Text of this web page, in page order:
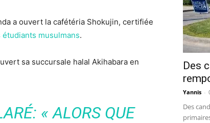
a ouvert la cafétéria Shokujin, certifiée
étudiants musulmans.
sa succursale halal Akihabara en
« ALORS QUE
Des
Yannis -
Des